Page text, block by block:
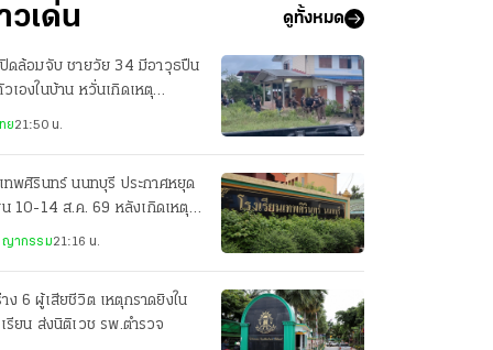
วเด่น ดูทั้งหมด
ดล้อมจับ ชายวัย 34 มีอาวุธปืน
วเองในบ้าน หวั่นเกิดเหตุ
ย21:50 น.
ทพศิรินทร์ นนทบุรี ประกาศหยุด
น 10-14 ส.ค. 69 หลังเกิดเหตุก
ญากรรม21:16 น.
าง 6 ผู้เสียชีวิต เหตุกราดยิงใน
เรียน ส่งนิติเวช รพ.ตำรวจ